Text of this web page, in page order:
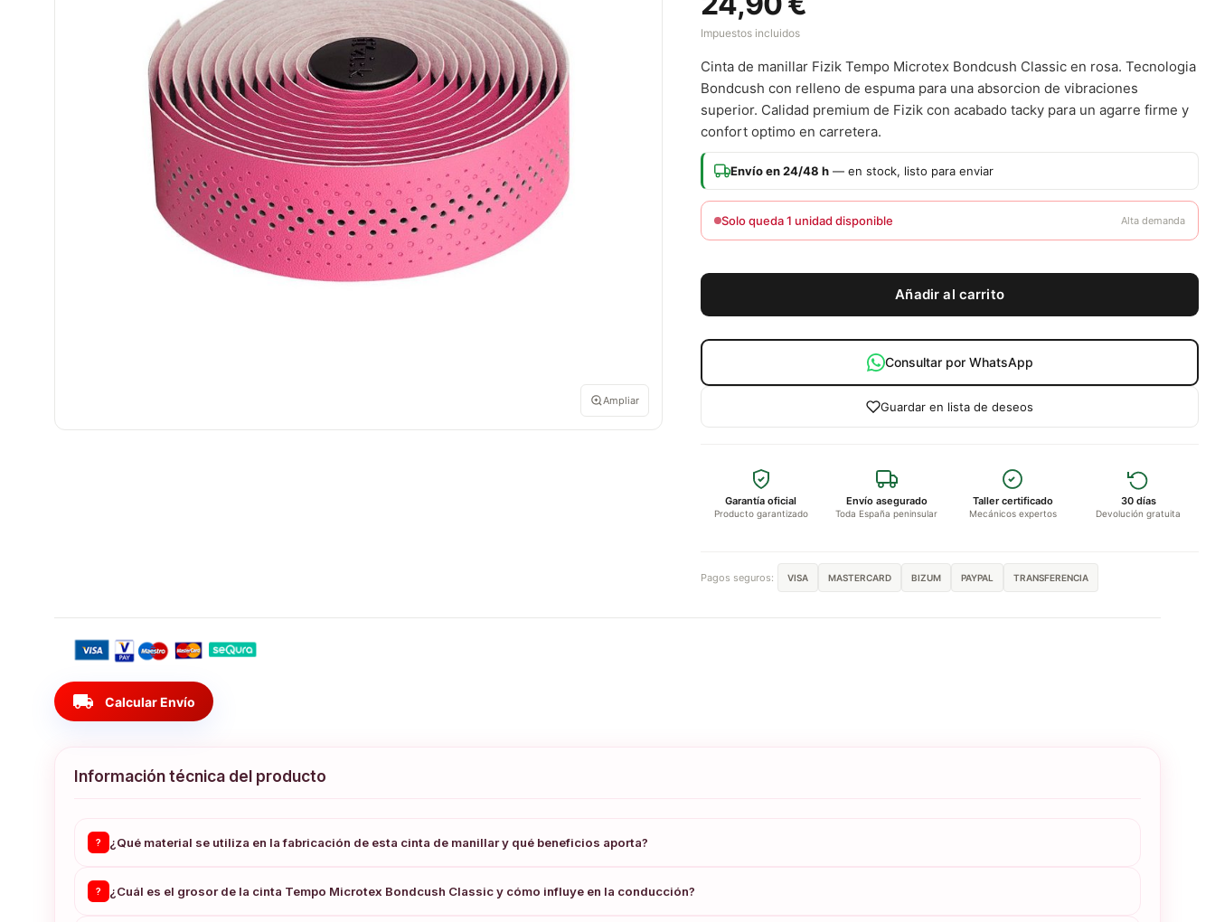
Ampliar
Impuestos incluidos
Cinta de manillar Fizik Tempo Microtex Bondcush Classic en rosa. Tecnologia
Bondcush con relleno de espuma para una absorcion de vibraciones
superior. Calidad premium de Fizik con acabado tacky para un agarre firme y
confort optimo en carretera.
Envío en 24/48 h — en stock, listo para enviar
Solo queda 1 unidad disponible Alta demanda
Añadir al carrito
Consultar por WhatsApp
Guardar en lista de deseos
Garantía oficial
Producto garantizado
Envío asegurado
Toda España peninsular
Taller certificado
Mecánicos expertos
30 días
Devolución gratuita
Pagos seguros: VISA MASTERCARD BIZUM PAYPAL TRANSFERENCIA
local_shipping Calcular Envío
Información técnica del producto
? ¿Qué material se utiliza en la fabricación de esta cinta de manillar y qué beneficios aporta?
? ¿Cuál es el grosor de la cinta Tempo Microtex Bondcush Classic y cómo influye en la conducción?